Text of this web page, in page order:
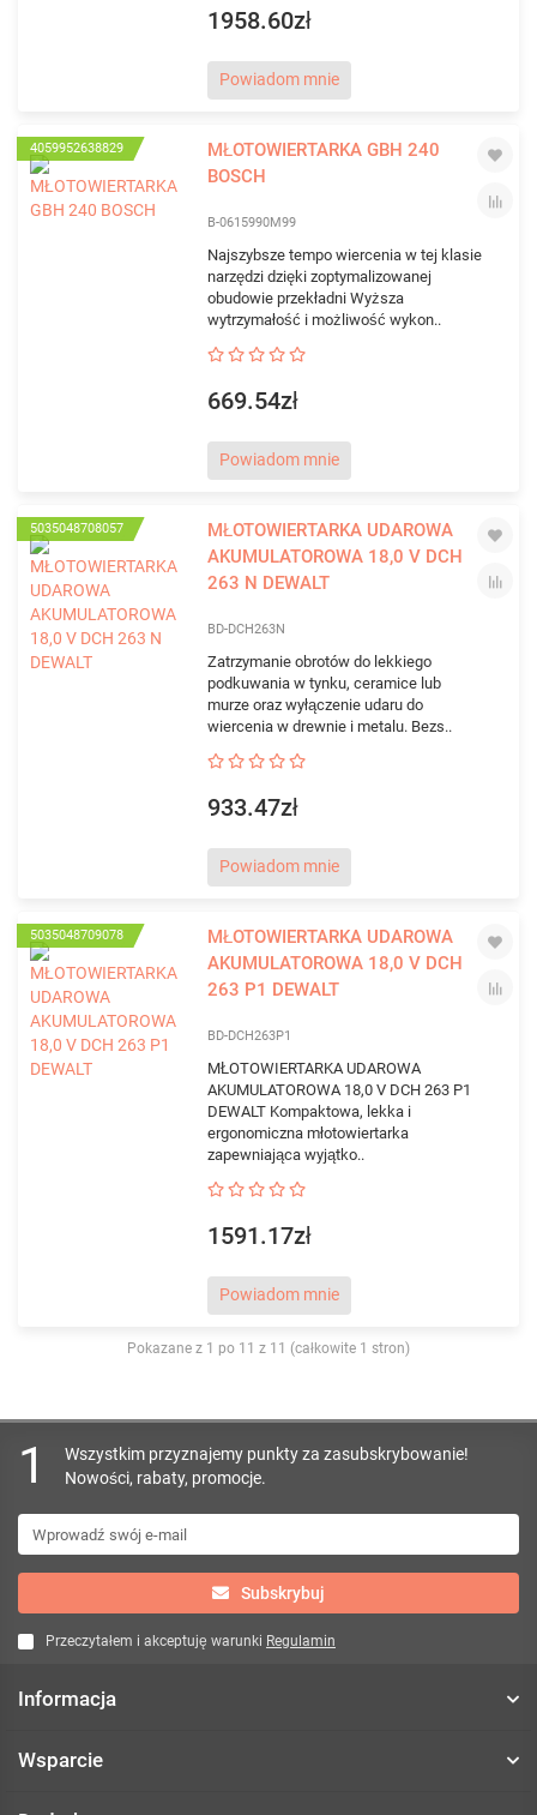
1958.60zł
Powiadom mnie
4059952638829
MŁOTOWIERTARKA GBH 240
BOSCH
B-0615990M99
Najszybsze tempo wiercenia w tej klasie
narzędzi dzięki zoptymalizowanej
obudowie przekładni Wyższa
wytrzymałość i możliwość wykon..
669.54zł
Powiadom mnie
5035048708057
MŁOTOWIERTARKA UDAROWA
AKUMULATOROWA 18,0 V DCH
263 N DEWALT
BD-DCH263N
Zatrzymanie obrotów do lekkiego
podkuwania w tynku, ceramice lub
murze oraz wyłączenie udaru do
wiercenia w drewnie i metalu. Bezs..
933.47zł
Powiadom mnie
5035048709078
MŁOTOWIERTARKA UDAROWA
AKUMULATOROWA 18,0 V DCH
263 P1 DEWALT
BD-DCH263P1
MŁOTOWIERTARKA UDAROWA
AKUMULATOROWA 18,0 V DCH 263 P1
DEWALT Kompaktowa, lekka i
ergonomiczna młotowiertarka
zapewniająca wyjątko..
1591.17zł
Powiadom mnie
Pokazane z 1 po 11 z 11 (całkowite 1 stron)
1
Wszystkim przyznajemy punkty za zasubskrybowanie!
Nowości, rabaty, promocje.
Subskrybuj
Przeczytałem i akceptuję warunki Regulamin
Informacja
Wsparcie